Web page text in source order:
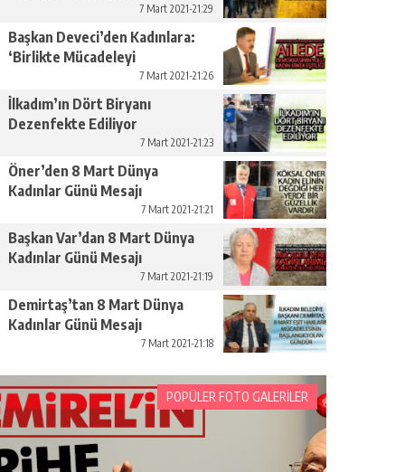
7 Mart 2021-21:29
Başkan Deveci’den Kadınlara:
‘Birlikte Mücadeleyi
7 Mart 2021-21:26
İlkadım’ın Dört Biryanı
Dezenfekte Ediliyor
7 Mart 2021-21:23
Öner’den 8 Mart Dünya
Kadınlar Günü Mesajı
7 Mart 2021-21:21
Başkan Var’dan 8 Mart Dünya
Kadınlar Günü Mesajı
7 Mart 2021-21:19
Demirtaş’tan 8 Mart Dünya
Kadınlar Günü Mesajı
7 Mart 2021-21:18
POPÜLER FOTO GALERİLER